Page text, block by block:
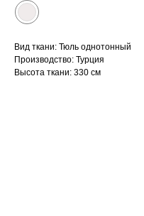
Вид ткани: Тюль однотонный
Производство: Турция
Высота ткани: 330 см